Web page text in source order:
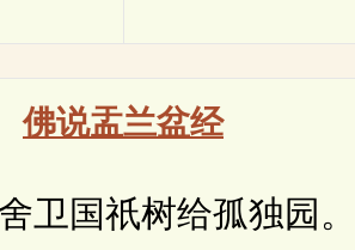
佛说盂兰盆经
国祇树给孤独园。